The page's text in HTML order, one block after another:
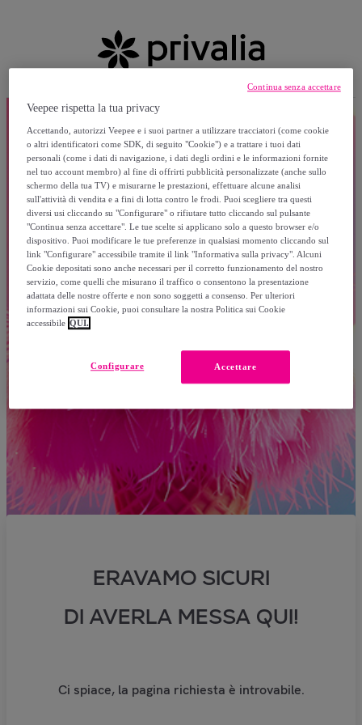
ERAVAMO SICURI
DI AVERLA MESSA QUI!
Ci spiace, la pagina richiesta è introvabile.
Veepee rispetta la tua privacy
Accettando, autorizzi Veepee e i suoi partner a utilizzare tracciatori (come cookie
o altri identificatori come SDK, di seguito "Cookie") e a trattare i tuoi dati
personali (come i dati di navigazione, i dati degli ordini e le informazioni fornite
nel tuo account membro) al fine di offrirti pubblicità personalizzate (anche sullo
schermo della tua TV) e misurarne le prestazioni, effettuare alcune analisi
sull'attività di vendita e a fini di lotta contro le frodi. Puoi scegliere tra questi
diversi usi cliccando su "Configurare" o rifiutare tutto cliccando sul pulsante
"Continua senza accettare". Le tue scelte si applicano solo a questo browser e/o
dispositivo. Puoi modificare le tue preferenze in qualsiasi momento cliccando sul
link "Configurare" accessibile tramite il link "Informativa sulla privacy". Alcuni
Cookie depositati sono anche necessari per il corretto funzionamento del nostro
servizio, come quelli che misurano il traffico o consentono la presentazione
adattata delle nostre offerte e non sono soggetti a consenso. Per ulteriori
informazioni sui Cookie, puoi consultare la nostra Politica sui Cookie
accessibile QUI.
Accettare
Configurare
Continua senza accettare